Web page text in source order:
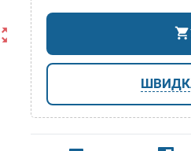
shopping_cart